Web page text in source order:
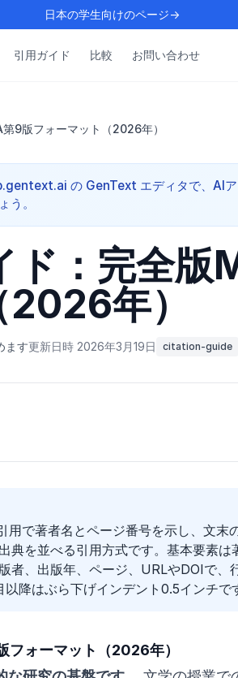
日本の学生向けのページ→
引用ガイド 比較 お問い合わせ
9版フォーマット（2026年）
の GenText エディタで、AIア
う。
ド：完全版
年）
ます更新日時 2026年3月19日 citation-guide
で著者名とページ番号を示し、文末
典を並べる引用方式です。基本要素は
者、出版年、ページ、URLやDOIで、
降はぶら下げインデント0.5インチで
ォーマット（2026年）